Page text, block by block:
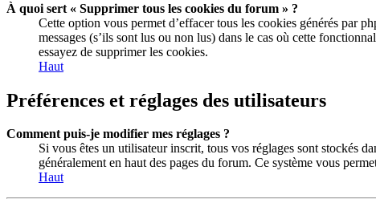
À quoi sert « Supprimer tous les cookies du forum » ?
Cette option vous permet d’effacer tous les cookies générés par
messages (s’ils sont lus ou non lus) dans le cas où cette
essayez de supprimer les cookies.
Haut
Préférences et réglages des utilisateurs
Comment puis-je modifier mes réglages ?
Si vous êtes un utilisateur inscrit, tous vos réglages sont stockés
généralement en haut des pages du forum. Ce système vous
Haut